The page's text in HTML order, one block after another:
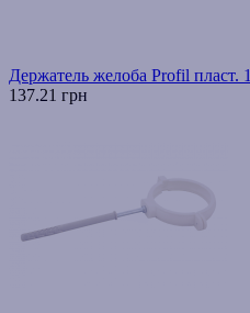
Держатель желоба Profil пласт.
137.21 грн